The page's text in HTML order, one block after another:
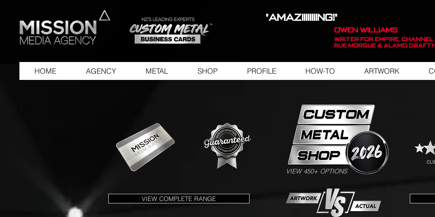
"AMAZIIIIIIIING!"
OWEN WILLIAMS
WRITER FOR EMPIRE, Channel
Rue Morgue & Alamo
HOME AGENCY METAL SHOP PROFILE HOW-TO ARTWORK
VIEW 450+ OPTIONS
VIEW COMPLETE RANGE